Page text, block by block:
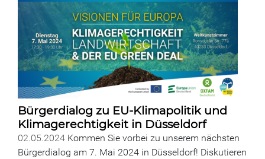
Bürgerdialog zu EU-Klimapolitik und
Klimagerechtigkeit in Düsseldorf
02.05.2024 Kommen Sie vorbei zu unserem nächsten
Bürgerdialog am 7. Mai 2024 in Düsseldorf! Diskutieren